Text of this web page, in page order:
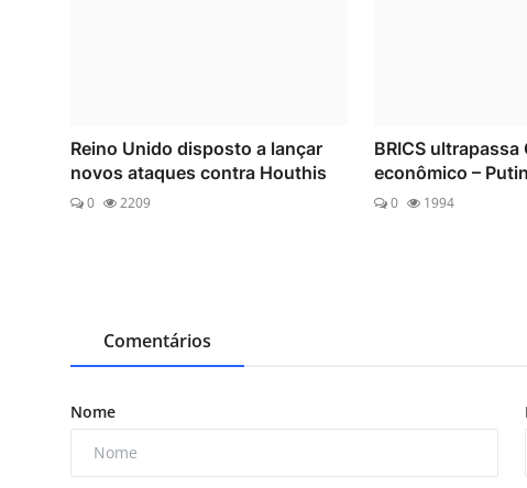
Reino Unido disposto a lançar
novos ataques contra Houthis
0 2209
BRICS ultrapassa
econômico – Putin
0 1994
Comentários
Nome